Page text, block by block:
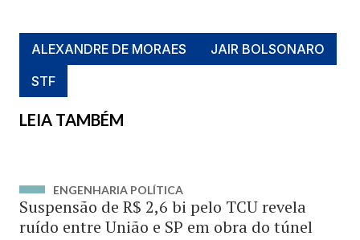
ALEXANDRE DE MORAES
JAIR BOLSONARO
STF
LEIA TAMBÉM
ENGENHARIA POLÍTICA
Suspensão de R$ 2,6 bi pelo TCU revela
ruído entre União e SP em obra do túnel